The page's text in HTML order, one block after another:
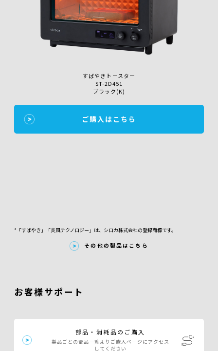
すばやきトースター
ST-2D451
ブラック(K)
ご購入はこちら
*「すばやき」「炎風テクノロジー」は、シロカ株式会社の登録商標です。
その他の製品はこちら
お客様サポート
部品・消耗品のご購入
製品ごとの部品一覧よりご購入ページにアクセス
してください